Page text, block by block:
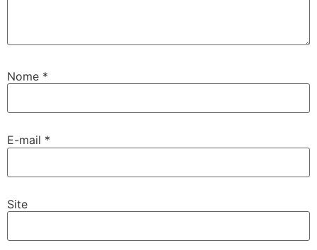
Nome *
E-mail *
Site